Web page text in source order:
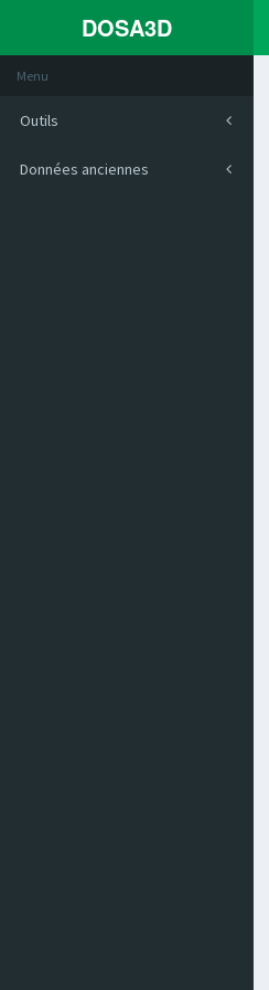
DOSA3D
Menu
Outils
Données anciennes